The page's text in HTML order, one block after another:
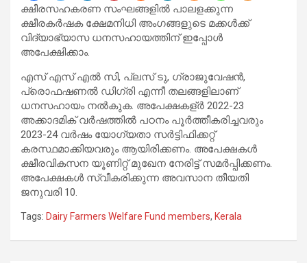
ക്ഷീരസഹകരണ സംഘങ്ങളില്‍ പാലളക്കുന്ന
ക്ഷീരകര്‍ഷക ക്ഷേമനിധി അംഗങ്ങളുടെ മക്കള്‍ക്ക്
വിദ്യാഭ്യാസ ധനസഹായത്തിന് ഇപ്പോൾ
അപേക്ഷിക്കാം.
എസ് എസ് എല്‍ സി, പ്ലസ് ടു, ഗ്രാജുവേഷന്‍,
പ്രൊഫഷണല്‍ ഡിഗ്രി എന്നീ തലങ്ങളിലാണ്
ധനസഹായം നൽകുക. അപേക്ഷകള്ർ 2022-23
അക്കാദമിക് വര്‍ഷത്തില്‍ പഠനം പൂര്‍ത്തീകരിച്ചവരും
2023-24 വര്‍ഷം യോഗ്യതാ സര്‍ട്ടിഫിക്കറ്റ്
കരസ്ഥമാക്കിയവരും ആയിരിക്കണം. അപേക്ഷകൾ
ക്ഷീരവികസന യൂണിറ്റ് മുഖേന നേരിട്ട് സമര്‍പ്പിക്കണം.
അപേക്ഷകൾ സ്വീകരിക്കുന്ന അവസാന തീയതി
ജനുവരി 10.
Tags: Dairy Farmers Welfare Fund members, Kerala